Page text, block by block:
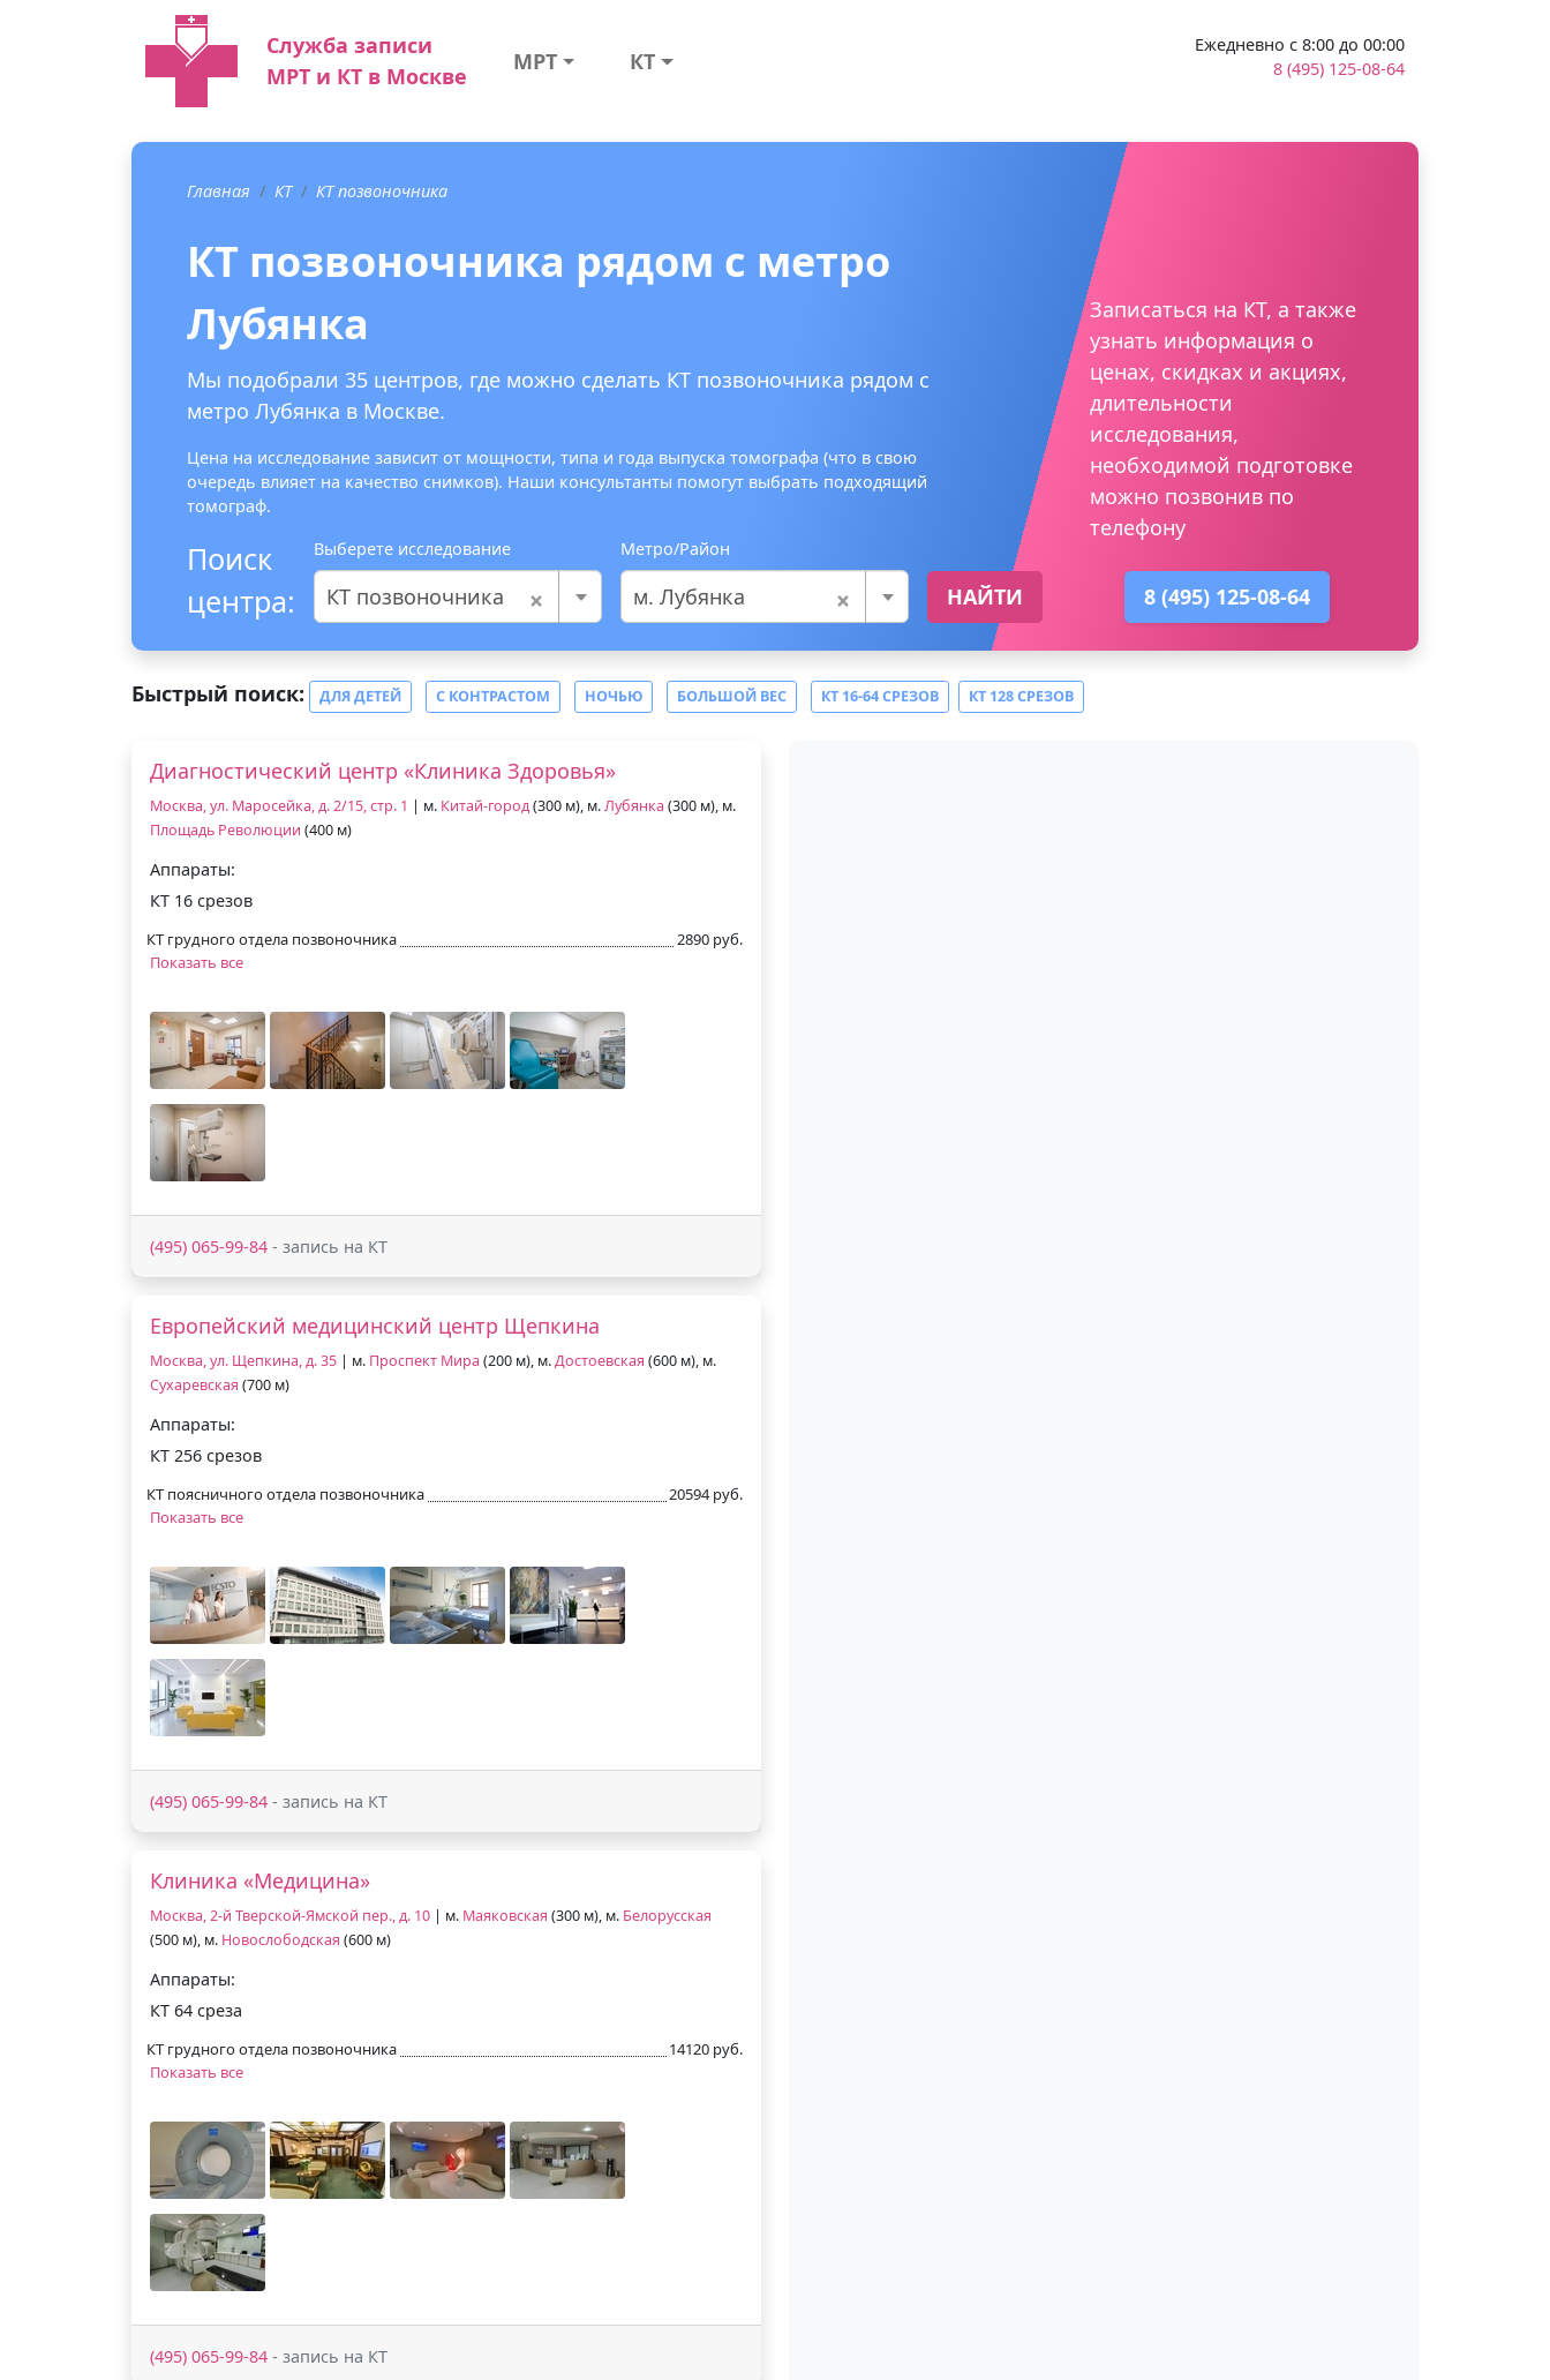
Служба записи
МРТ и КТ в Москве
МРТ КТ
Ежедневно с 8:00 до 00:00
8 (495) 125-08-64
Главная КТ КТ позвоночника
КТ позвоночника рядом с метро
Лубянка
Мы подобрали 35 центров, где можно сделать КТ позвоночника рядом с
метро Лубянка в Москве.
Цена на исследование зависит от мощности, типа и года выпуска томографа (что в свою
очередь влияет на качество снимков). Наши консультанты помогут выбрать подходящий
томограф.
Поиск
центра:
Выберете исследование
×
КТ позвоночника
Метро/Район
×
м. Лубянка НАЙТИ
Записаться на КТ, а также
узнать информация о
ценах, скидках и акциях,
длительности
исследования,
необходимой подготовке
можно позвонив по
телефону
8 (495) 125-08-64
Быстрый поиск: ДЛЯ ДЕТЕЙ С КОНТРАСТОМ НОЧЬЮ БОЛЬШОЙ ВЕС КТ 16-64 СРЕЗОВ КТ 128 СРЕЗОВ
Диагностический центр «Клиника Здоровья»
Москва, ул. Маросейка, д. 2/15, стр. 1 | м. Китай-город(300 м), м.Лубянка (300 м), м.
Площадь Революции (400 м)
Аппараты:
КТ 16 срезов
КТ грудного отдела позвоночника
2890 руб.
Показать все
(495) 065-99-84 - запись на КТ
Европейский медицинский центр Щепкина
Москва, ул. Щепкина, д. 35 | м. Проспект Мира (200 м), м.Достоевская (600 м), м.
Сухаревская (700 м)
Аппараты:
КТ 256 срезов
КТ поясничного отдела позвоночника
20594 руб.
Показать все
(495) 065-99-84 - запись на КТ
Клиника «Медицина»
Москва, 2-й Тверской-Ямской пер., д. 10 | м. Маяковская (300 м), м. Белорусская
(500 м), м. Новослободская (600 м)
Аппараты:
КТ 64 среза
КТ грудного отдела позвоночника
14120 руб.
Показать все
(495) 065-99-84 - запись на КТ